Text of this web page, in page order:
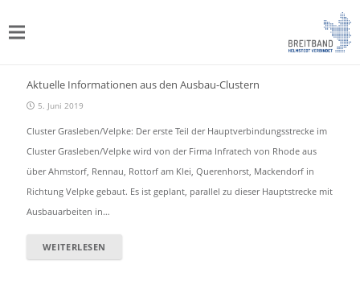
Aktuelle Informationen aus den Ausbau-Clustern
5. Juni 2019
Cluster Grasleben/Velpke: Der erste Teil der Hauptverbindungsstrecke im
Cluster Grasleben/Velpke wird von der Firma Infratech von Rhode aus
über Ahmstorf, Rennau, Rottorf am Klei, Querenhorst, Mackendorf in
Richtung Velpke gebaut. Es ist geplant, parallel zu dieser Hauptstrecke mit
Ausbauarbeiten in…
WEITERLESEN